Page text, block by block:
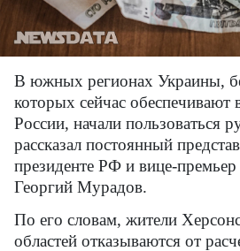
В южных регионах Украины,
которых сейчас
России, начали пользоваться
рассказал постоянный
президенте РФ и вице-премьер
Георгий Мурадов.
По его словам, жители
областей отказываются от